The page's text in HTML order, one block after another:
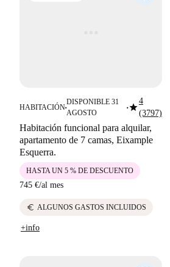
HABITACIÓN■
DISPONIBLE 31
AGOSTO
■star4
(3797)
Habitación funcional para alquilar,
apartamento de 7 camas, Eixample
Esquerra.
745 €/al mes
HASTA UN 5 % DE DESCUENTO
euro ALGUNOS GASTOS INCLUIDOS
+info